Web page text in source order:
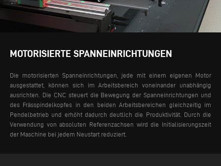
MOTORISIERTE SPANNEINRICHTUNGEN
Die motorisierten Spanneinrichtungen, jede mit einem eigenen Motor
ausgestattet, können sich im Arbeitsbereich voneinander unabhängig
ausrichten. Die CNC steuert die Bewegung der Spanneinrichtungen und
des Frässpindelkopfes in den beiden Arbeitsbereichen gleichzeitig im
Pendelbetrieb und erhöht dadurch deutlich die Produktivität. Durch die
Verwendung von absoluten Referenzachsen wird die Initialisierungszeit
der Maschine bei jedem Neustart reduziert.